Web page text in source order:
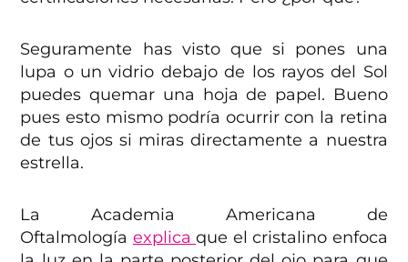
Seguramente has visto que si pones una
lupa o un vidrio debajo de los rayos del Sol
puedes quemar una hoja de papel. Bueno
pues esto mismo podría ocurrir con la retina
de tus ojos si miras directamente a nuestra
estrella.
La Academia Americana de
Oftalmología explicaque el cristalino enfoca